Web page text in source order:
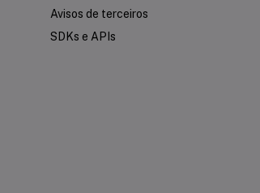
Avisos de terceiros
SDKs e APIs